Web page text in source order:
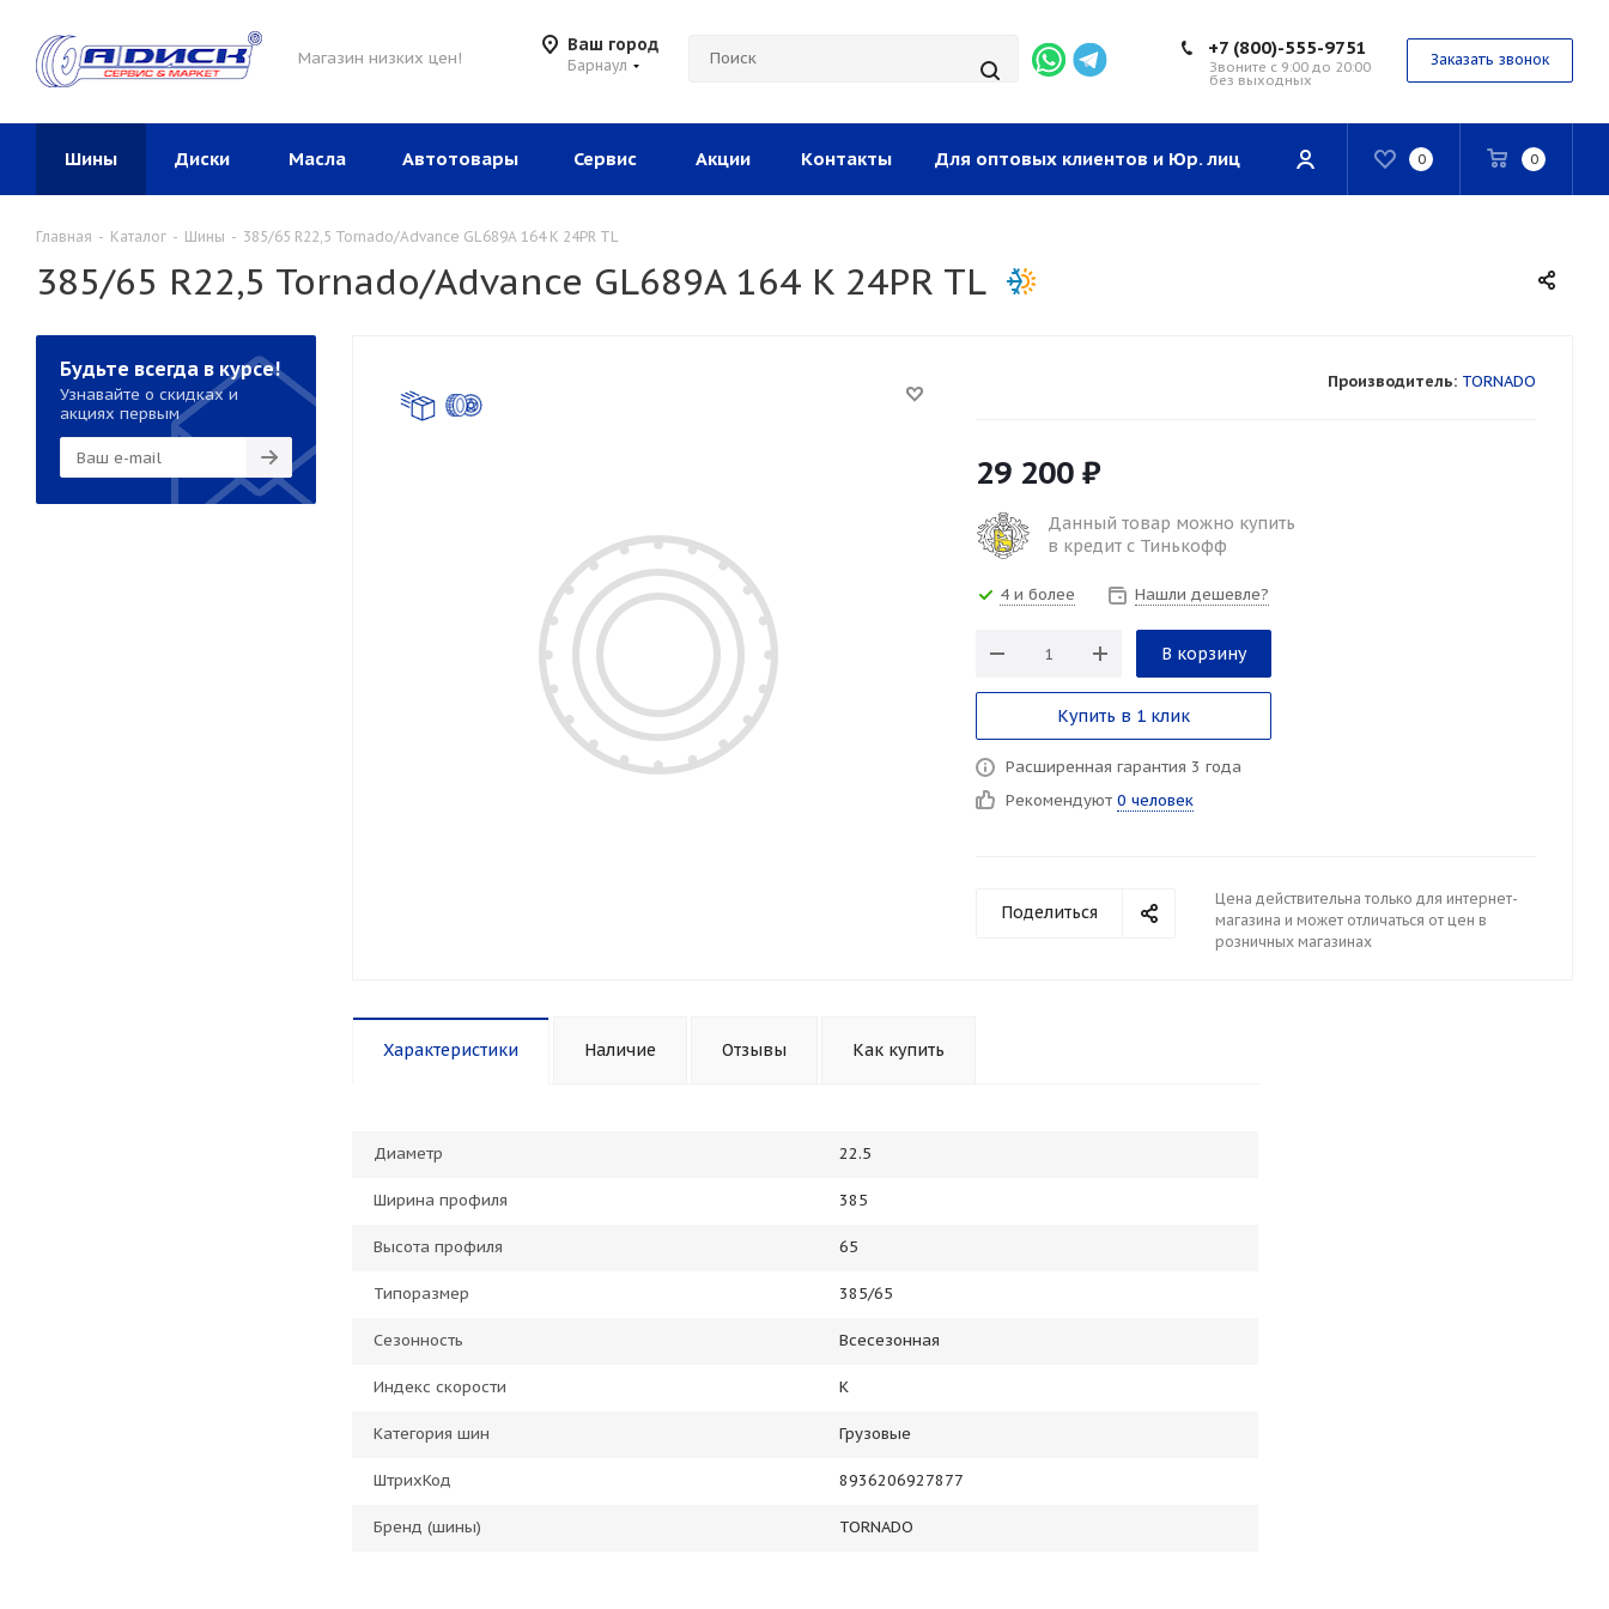
Магазин низких цен!
Ваш город
Барнаул
+7 (800)-555-9751
Звоните с 9:00 до 20:00
без выходных
Заказать звонок
0 0
Шины Диски Масла Автотовары Сервис Акции Контакты Для оптовых клиентов и Юр. лиц
Главная - Каталог - Шины - 385/65 R22,5 Tornado/Advance GL689A 164 K 24PR TL
385/65 R22,5 Tornado/Advance GL689A 164 K 24PR TL
Производитель: TORNADO
29 200 ₽
Данный товар можно купить
в кредит с Тинькофф
4 и более Нашли дешевле?
В корзину
Купить в 1 клик
Расширенная гарантия 3 года
Рекомендуют 0 человек
Поделиться
Цена действительна только для интернет-
магазина и может отличаться от цен в
розничных магазинах
Характеристики Наличие Отзывы Как купить
Диаметр 22.5
Ширина профиля 385
Высота профиля 65
Типоразмер 385/65
Сезонность Всесезонная
Индекс скорости K
Категория шин Грузовые
ШтрихКод 8936206927877
Бренд (шины) TORNADO
Будьте всегда в курсе!
Узнавайте о скидках и
акциях первым